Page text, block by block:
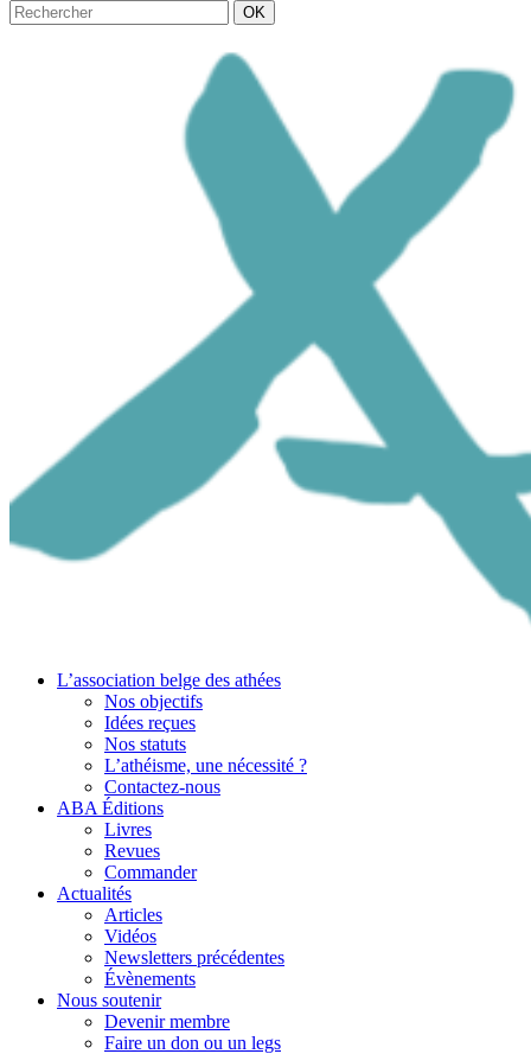
OK
L’association belge des athées
Nos objectifs
Idées reçues
Nos statuts
L’athéisme, une nécessité ?
Contactez-nous
ABA Éditions
Livres
Revues
Commander
Actualités
Articles
Vidéos
Newsletters précédentes
Évènements
Nous soutenir
Devenir membre
Faire un don ou un legs